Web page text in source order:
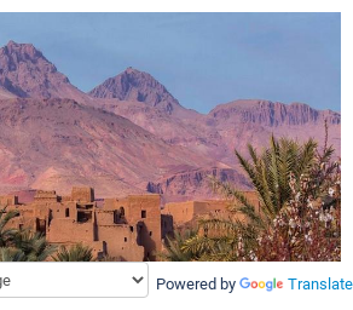
Powered by Translate